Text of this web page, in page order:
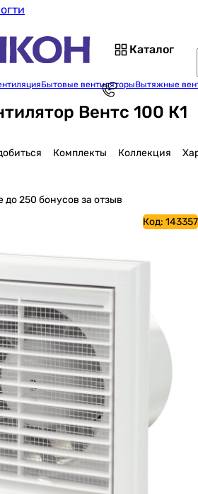
Каталог
Бытовые вентиляторыВытяжные
Вентс 100 К1
Комплекты Коллекция
до 250 бонусов за отзыв
Код: 143357